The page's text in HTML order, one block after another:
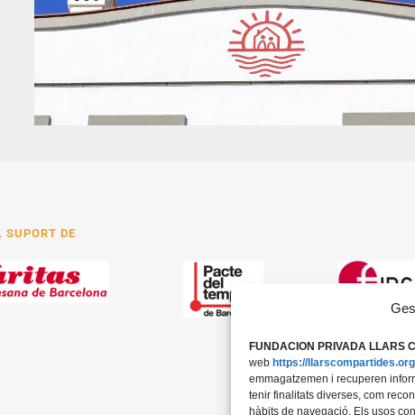
FUNDACION PRIVADA LLARS
web https://llarscompartides.org
emmagatzemen i recuperen
tenir finalitats diverses, com
hàbits de navegació. Els usos
SUPORT DE